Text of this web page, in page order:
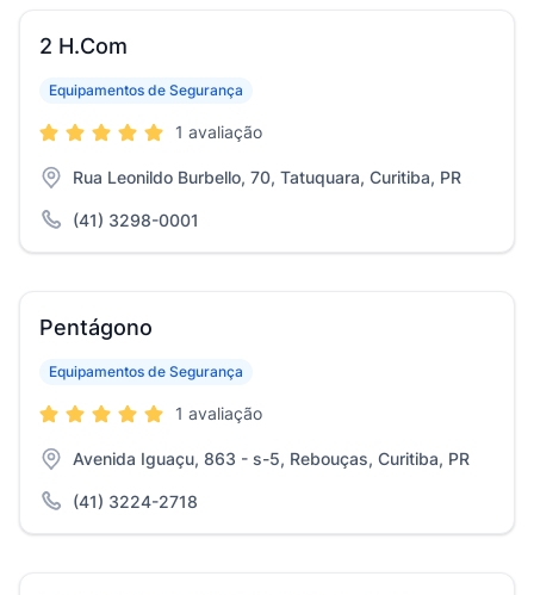
2 H.Com
Equipamentos de Segurança
1 avaliação
Rua Leonildo Burbello, 70, Tatuquara, Curitiba, PR
(41) 3298-0001
Pentágono
Equipamentos de Segurança
1 avaliação
Avenida Iguaçu, 863 - s-5, Rebouças, Curitiba, PR
(41) 3224-2718